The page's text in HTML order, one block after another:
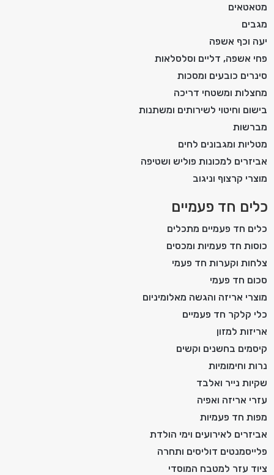
מטאטאים
מגבים
יעה וכף אשפה
פחי אשפה, דליים וסלסלאות
סינרים כובעים ומסכות
מחצלות ומשטחי דריכה
בישום וחיטוי לשירותים ומשתנות
מברשות
מטליות ומגבונים לחים
אביזרים למכונות פוליש ושטיפה
מוצרי קרצוף וניגוב
כלים חד פעמיים
כלים חד פעמיים מתכלים
כוסות חד פעמיות ומכסים
צלחות וקערות חד פעמי
סכום חד פעמי
מוצרי אריזה והגשה מאלומיניום
כלי קלקר חד פעמיים
אריזות למזון
קיסמים בחשנים וקשים
נרות וחימומיות
שקיות נייר ואלבד
עזרי אריזה ואפיה
מפות חד פעמיות
אביזרים לאירועים וימי הולדת
פלייסמנטים דוליסים ותחרה
ציוד עזר למטבח המוסדי